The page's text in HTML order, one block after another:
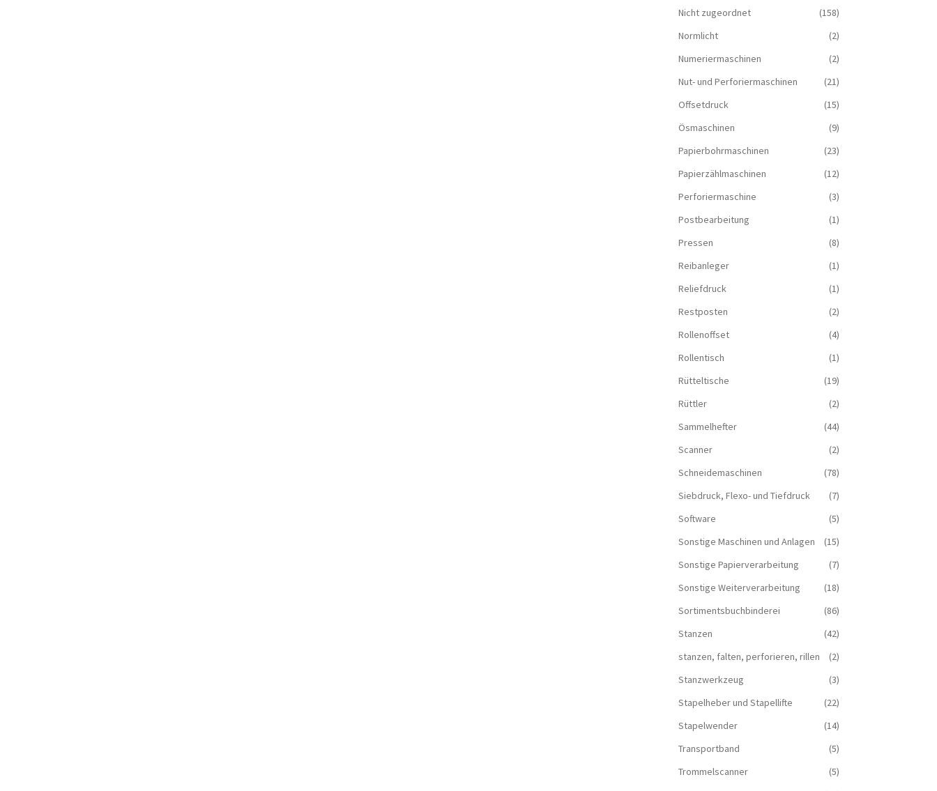
Nicht zugeordnet
(158)
Normlicht
(2)
Numeriermaschinen
(2)
Nut- und Perforiermaschinen
(21)
Offsetdruck
(15)
Ösmaschinen
(9)
Papierbohrmaschinen
(23)
Papierzählmaschinen
(12)
Perforiermaschine
(3)
Postbearbeitung
(1)
Pressen
(8)
Reibanleger
(1)
Reliefdruck
(1)
Restposten
(2)
Rollenoffset
(4)
Rollentisch
(1)
Rütteltische
(19)
Rüttler
(2)
Sammelhefter
(44)
Scanner
(2)
Schneidemaschinen
(78)
Siebdruck, Flexo- und Tiefdruck
(7)
Software
(5)
Sonstige Maschinen und Anlagen
(15)
Sonstige Papierverarbeitung
(7)
Sonstige Weiterverarbeitung
(18)
Sortimentsbuchbinderei
(86)
Stanzen
(42)
stanzen, falten, perforieren, rillen
(2)
Stanzwerkzeug
(3)
Stapelheber und Stapellifte
(22)
Stapelwender
(14)
Transportband
(5)
Trommelscanner
(5)